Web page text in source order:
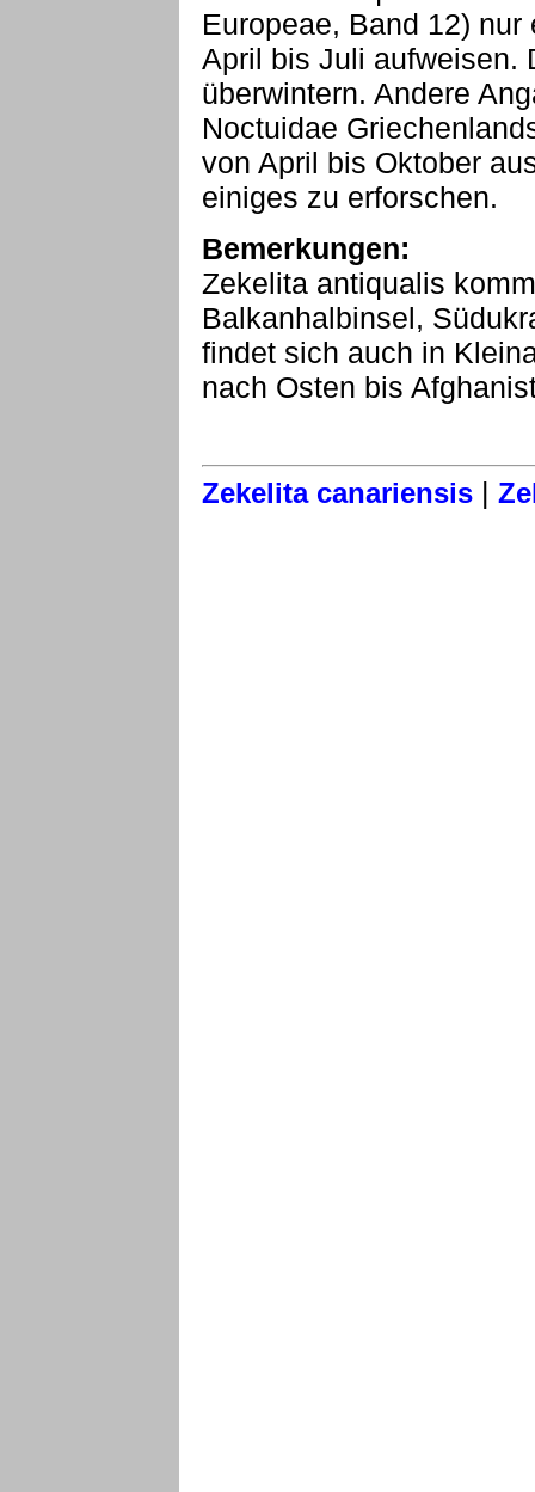
Europeae, Band 12)
April bis Juli aufweisen.
überwintern. Andere
Noctuidae
von April bis Oktober
einiges zu erforschen.
Bemerkungen:
Zekelita antiqualis
Balkanhalbinsel,
findet sich auch in
nach Osten bis
Zekelita canariensis |